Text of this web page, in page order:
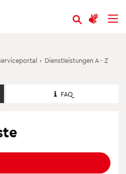
› Dienstleistungen A - Z
FAQ